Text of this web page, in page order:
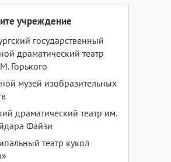
учреждение
государственный
драматический театр
Горького
музей изобразительных
драматический театр им.
Файзи
театр кукол